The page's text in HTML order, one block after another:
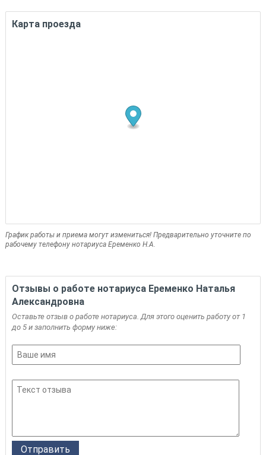
Карта проезда
График работы и приема могут измениться! Предварительно уточните по
рабочему телефону нотариуса Еременко Н.А.
Отзывы о работе нотариуса Еременко Наталья
Александровна
Оставьте отзыв о работе нотариуса. Для этого оценить работу от 1
до 5 и заполнить форму ниже: